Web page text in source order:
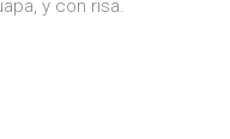
y con risa.